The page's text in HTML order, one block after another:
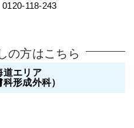
0120-118-243
の方はこちら
道エリア
形成外科）